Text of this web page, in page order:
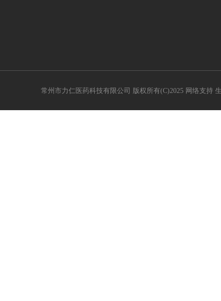
常州市力仁医药科技有限公司 版权所有(C)2025 网络支持